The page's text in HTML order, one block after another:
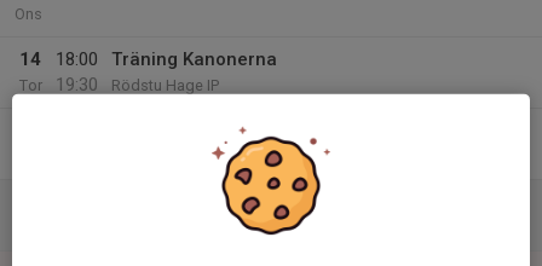
Ons
14
Tor
18:00
19:30
Träning Kanonerna
Rödstu Hage IP